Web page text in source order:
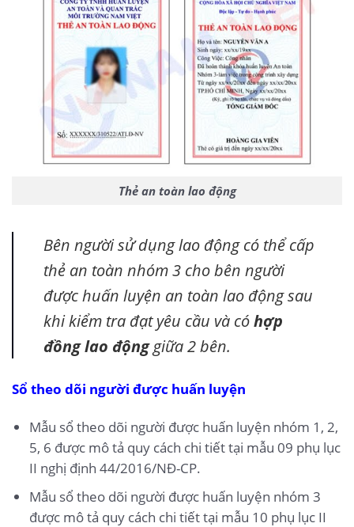
Thẻ an toàn lao động
Bên người sử dụng lao động có thể cấp
thẻ an toàn nhóm 3 cho bên người
được huấn luyện an toàn lao động sau
khi kiểm tra đạt yêu cầu và cóhợp
đồng lao độnggiữa 2 bên.
Sổ theo dõi người được huấn luyện
Mẫu sổ theo dõi người được huấn luyện nhóm 1, 2,
5, 6 được mô tả quy cách chi tiết tại mẫu 09 phụ lục
II nghị định 44/2016/NĐ-CP.
Mẫu sổ theo dõi người được huấn luyện nhóm 3
được mô tả quy cách chi tiết tại mẫu 10 phụ lục II